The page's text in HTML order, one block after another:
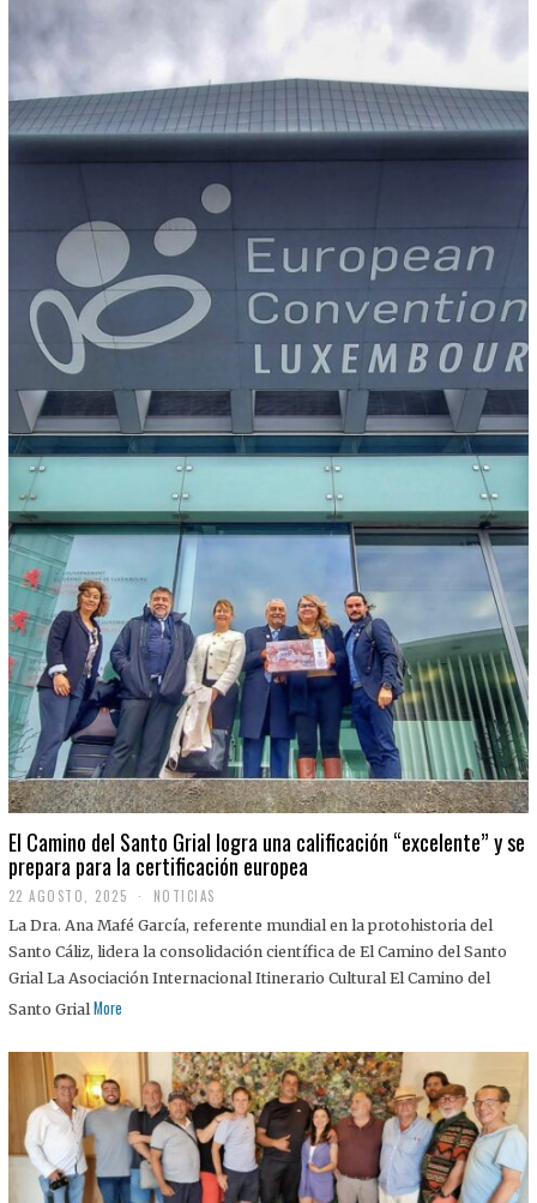
El Camino del Santo Grial logra una calificación “excelente” y se
prepara para la certificación europea
22 AGOSTO, 2025
2
A
G
O
S
2
5
NOTICIAS
La Dra. Ana Mafé García, referente mundial en la protohistoria del
Santo Cáliz, lidera la consolidación científica de El Camino del Santo
Grial La Asociación Internacional Itinerario Cultural El Camino del
Santo Grial More